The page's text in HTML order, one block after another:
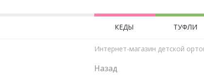
КЕДЫ ТУФЛИ
Интернет-магазин детской
Назад